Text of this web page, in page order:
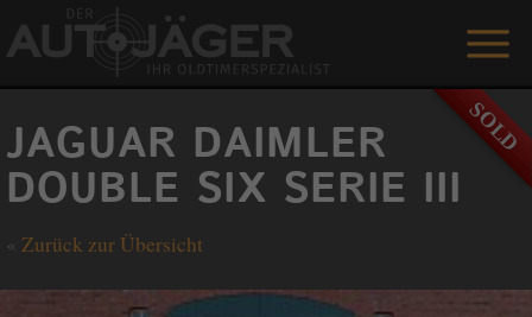
ANGEBOTE
LEISTUNGEN
REFERENZEN
DER AUTOJÄGER
JAGUAR DAIMLER
DOUBLE SIX SERIE III
« Zurück zur Übersicht